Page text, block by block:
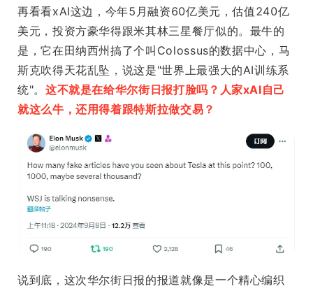
再看看xAI这边，今年5月融资60亿美元，估值240亿
美元，投资方豪华得跟米其林三星餐厅似的。最牛的
是，它在田纳西州搞了个叫Colossus的数据中心，马
斯克吹得天花乱坠，说这是"世界上最强大的AI训练系
统"。 这不就是在给华尔街日报打脸吗？人家xAI自己
就这么牛，还用得着跟特斯拉做交易？
说到底，这次华尔街日报的报道就像是一个精心编织